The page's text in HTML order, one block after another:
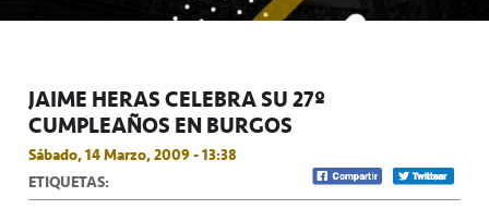
JAIME HERAS CELEBRA SU 27º
CUMPLEAÑOS EN BURGOS
Sábado, 14 Marzo, 2009 - 13:38
ETIQUETAS: